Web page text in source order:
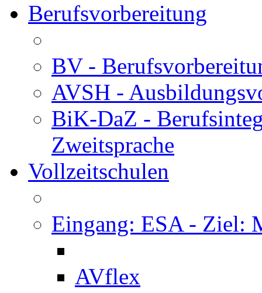
Berufsvorbereitung
BV -
AVSH -
BiK-DaZ -
Zweitsprache
Vollzeitschulen
Eingang: ESA - Ziel:
AVflex